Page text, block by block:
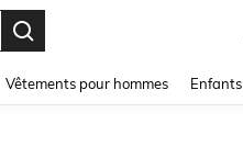
Vêtements pour hommes Enfants